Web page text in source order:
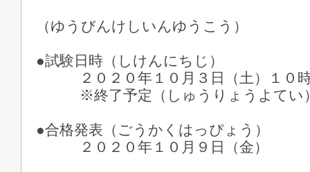
（ゆうびんけしいんゆうこう）
●試験日時（しけんにちじ）
２０２０年１０月３日（土）１０
※終了予定（しゅうりょうよてい
●合格発表（ごうかくはっぴょう）
２０２０年１０月９日（金）